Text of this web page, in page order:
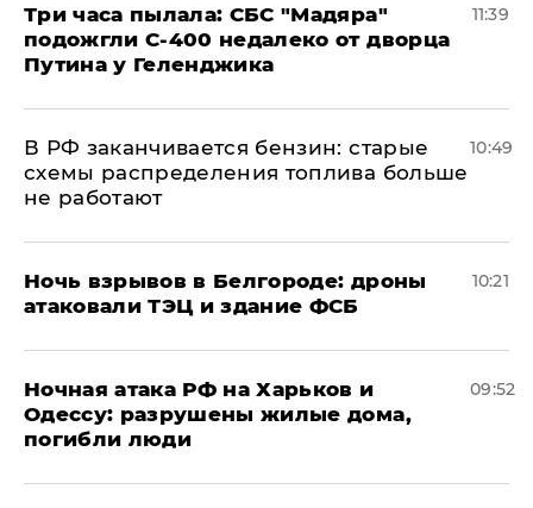
Три часа пылала: СБС "Мадяра"
подожгли С-400 недалеко от дворца
Путина у Геленджика
11:39
​В РФ заканчивается бензин: старые
схемы распределения топлива больше
не работают
10:49
​Ночь взрывов в Белгороде: дроны
атаковали ТЭЦ и здание ФСБ
10:21
​Ночная атака РФ на Харьков и
Одессу: разрушены жилые дома,
погибли люди
09:52